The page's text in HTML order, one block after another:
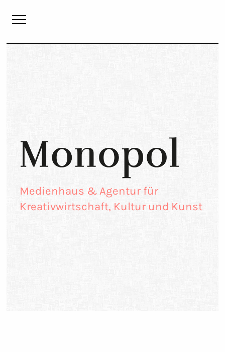
Monopol
Medienhaus & Agentur für
Kreativwirtschaft, Kultur und Kunst